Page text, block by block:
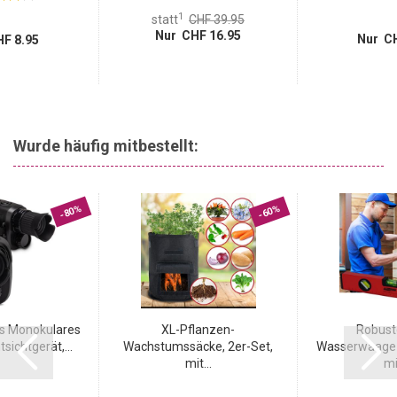
8.95
statt1
CHF 39.95
Nur CHF 16.95
Nur
Wurde häufig mitbestellt:
-80%
Monokulares
-60%
XL-Pflanzen-
Wachstumssäcke, 2er-Set,
mit...